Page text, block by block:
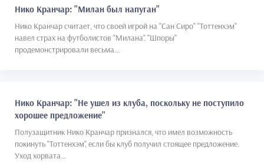
Нико Кранчар: "Милан был напуган"
Нико Кранчар считает, что своей игрой на "Сан Сиро" "Тоттенхэм"
навел страх на футболистов "Милана". "Шпоры"
продемонстрировали весьма...
Нико Кранчар: "Не ушел из клуба, поскольку не поступило
хорошее предложение"
Полузащитник Нико Кранчар признался, что имел возможность
покинуть "Тоттенхэм", если бы клуб получил стоящее предложение.
Уход хорвата...